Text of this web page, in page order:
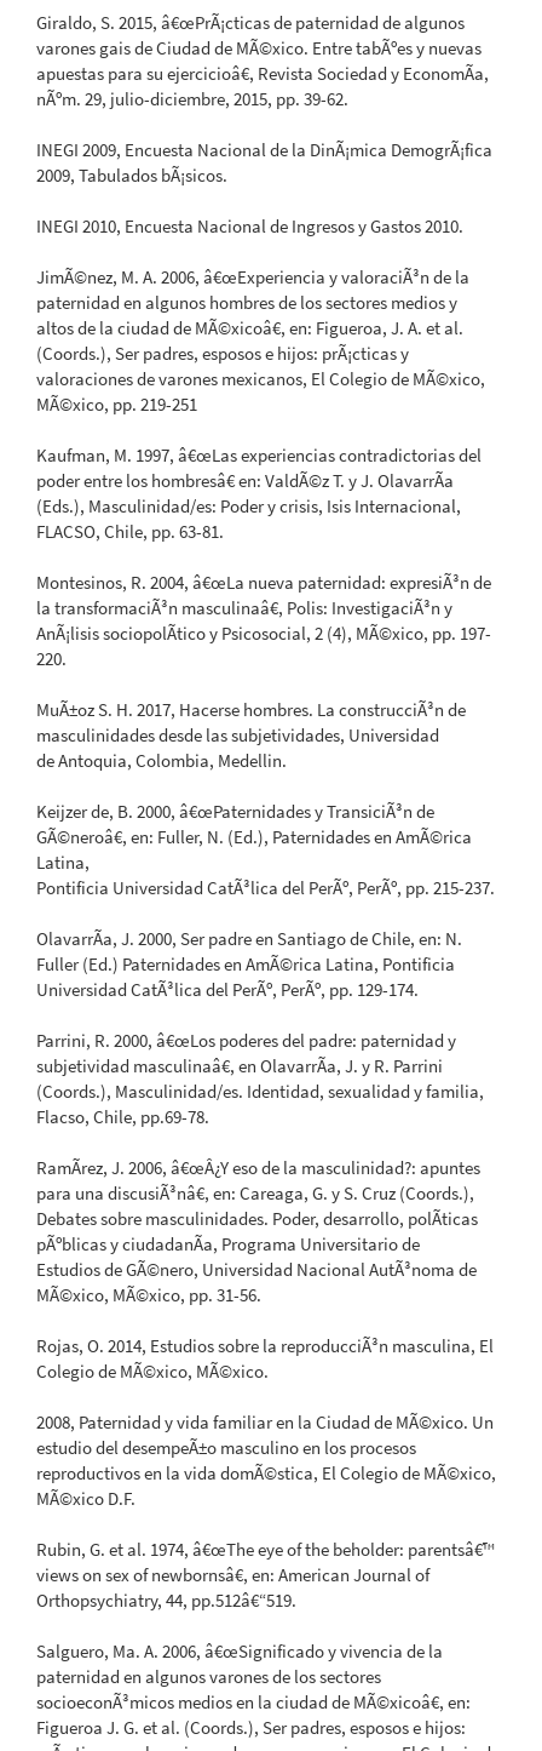
Giraldo, S. 2015, â€œPrÃ¡cticas de paternidad de algunos
varones gais de Ciudad de MÃ©xico. Entre tabÃºes y nuevas
apuestas para su ejercicioâ€, Revista Sociedad y EconomÃ­a,
nÃºm. 29, julio-diciembre, 2015, pp. 39-62.
INEGI 2009, Encuesta Nacional de la DinÃ¡mica DemogrÃ¡fica
2009, Tabulados bÃ¡sicos.
INEGI 2010, Encuesta Nacional de Ingresos y Gastos 2010.
JimÃ©nez, M. A. 2006, â€œExperiencia y valoraciÃ³n de la
paternidad en algunos hombres de los sectores medios y
altos de la ciudad de MÃ©xicoâ€, en: Figueroa, J. A. et al.
(Coords.), Ser padres, esposos e hijos: prÃ¡cticas y
valoraciones de varones mexicanos, El Colegio de MÃ©xico,
MÃ©xico, pp. 219-251
Kaufman, M. 1997, â€œLas experiencias contradictorias del
poder entre los hombresâ€ en: ValdÃ©z T. y J. OlavarrÃ­a
(Eds.), Masculinidad/es: Poder y crisis, Isis Internacional,
FLACSO, Chile, pp. 63-81.
Montesinos, R. 2004, â€œLa nueva paternidad: expresiÃ³n de
la transformaciÃ³n masculinaâ€, Polis: InvestigaciÃ³n y
AnÃ¡lisis sociopolÃ­tico y Psicosocial, 2 (4), MÃ©xico, pp. 197-
220.
MuÃ±oz S. H. 2017, Hacerse hombres. La construcciÃ³n de
masculinidades desde las subjetividades, Universidad
de Antoquia, Colombia, Medellin.
Keijzer de, B. 2000, â€œPaternidades y TransiciÃ³n de
GÃ©neroâ€, en: Fuller, N. (Ed.), Paternidades en AmÃ©rica
Latina,
Pontificia Universidad CatÃ³lica del PerÃº, PerÃº, pp. 215-237.
OlavarrÃ­a, J. 2000, Ser padre en Santiago de Chile, en: N.
Fuller (Ed.) Paternidades en AmÃ©rica Latina, Pontificia
Universidad CatÃ³lica del PerÃº, PerÃº, pp. 129-174.
Parrini, R. 2000, â€œLos poderes del padre: paternidad y
subjetividad masculinaâ€, en OlavarrÃ­a, J. y R. Parrini
(Coords.), Masculinidad/es. Identidad, sexualidad y familia,
Flacso, Chile, pp.69-78.
RamÃ­rez, J. 2006, â€œÂ¿Y eso de la masculinidad?: apuntes
para una discusiÃ³nâ€, en: Careaga, G. y S. Cruz (Coords.),
Debates sobre masculinidades. Poder, desarrollo, polÃ­ticas
pÃºblicas y ciudadanÃ­a, Programa Universitario de
Estudios de GÃ©nero, Universidad Nacional AutÃ³noma de
MÃ©xico, MÃ©xico, pp. 31-56.
Rojas, O. 2014, Estudios sobre la reproducciÃ³n masculina, El
Colegio de MÃ©xico, MÃ©xico.
2008, Paternidad y vida familiar en la Ciudad de MÃ©xico. Un
estudio del desempeÃ±o masculino en los procesos
reproductivos en la vida domÃ©stica, El Colegio de MÃ©xico,
MÃ©xico D.F.
Rubin, G. et al. 1974, â€œThe eye of the beholder: parentsâ€™
views on sex of newbornsâ€, en: American Journal of
Orthopsychiatry, 44, pp.512â€“519.
Salguero, Ma. A. 2006, â€œSignificado y vivencia de la
paternidad en algunos varones de los sectores
socioeconÃ³micos medios en la ciudad de MÃ©xicoâ€, en:
Figueroa J. G. et al. (Coords.), Ser padres, esposos e hijos: